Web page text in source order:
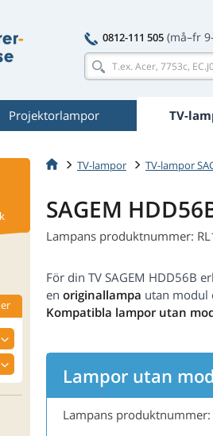
0812-111 505 (må–fr
Projektorlampor TV-
TV-lampor TV-lampor
SAGEM
Lampans produktnummer:
För din TV SAGEM HDD56B
en originallampa utan modul
Kompatibla lampor utan
Lampor utan
Lampans produktnummer: